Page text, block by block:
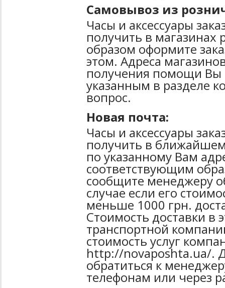
Самовывоз из
Часы и аксессуары
получить в магазинах
образом оформите
этом. Адреса
получения помощи Вы
указанным в разделе
вопрос.
Новая почта:
Часы и аксессуары
получить в
по указанному Вам
соответствующим
сообщите менеджеру
случае если его
меньше 1000 грн.
Стоимость доставки в
транспортной
стоимость услуг
http://novaposhta.ua/.
обратиться к
телефонам или через